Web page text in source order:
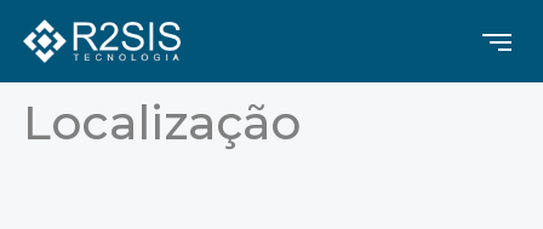
Localização